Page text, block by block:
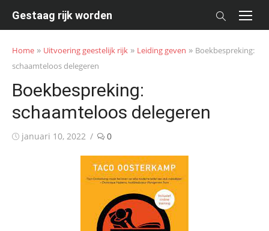
Gestaag rijk worden
Home » Uitvoering geestelijk rijk » Leiding geven » Boekbespreking:
schaamteloos delegeren
Boekbespreking:
schaamteloos delegeren
Posted
januari 10, 2022 0